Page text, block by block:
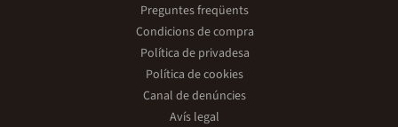
Preguntes freqüents
Condicions de compra
Política de privadesa
Política de cookies
Canal de denúncies
Avís legal